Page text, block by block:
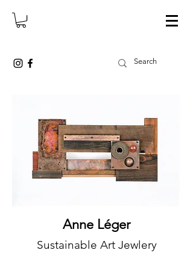
Anne Léger
Sustainable Art Jewlery